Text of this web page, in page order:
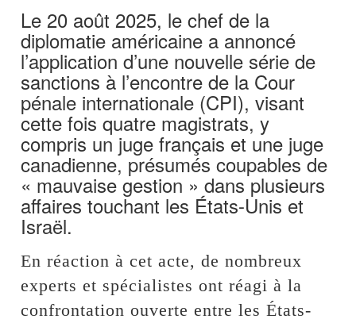
Le 20 août 2025, le chef de la
diplomatie américaine a annoncé
l’application d’une nouvelle série de
sanctions à l’encontre de la Cour
pénale internationale (CPI), visant
cette fois quatre magistrats, y
compris un juge français et une juge
canadienne, présumés coupables de
« mauvaise gestion » dans plusieurs
affaires touchant les États-Unis et
Israël.
En réaction à cet acte, de nombreux
experts et spécialistes ont réagi à la
confrontation ouverte entre les États-